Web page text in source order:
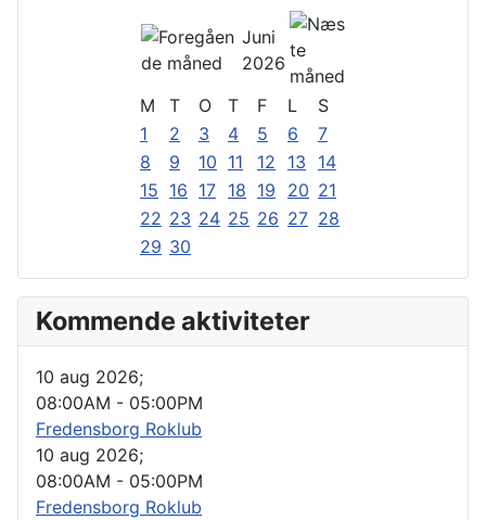
Juni
2026
M
T O T F L
S
1
2 3 4 5 6
7
8
9 10 11 12 13
14
15 16 17 18 19 20 21
22 23 24 25 26 27 28
29 30
Kommende aktiviteter
10 aug 2026;
08:00AM - 05:00PM
Fredensborg Roklub
10 aug 2026;
08:00AM - 05:00PM
Fredensborg Roklub